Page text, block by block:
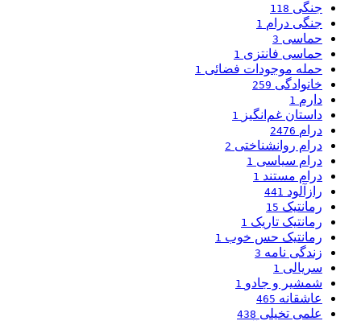
جنگی 118
جنگی درام 1
حماسی 3
حماسی فانتزی 1
حمله موجودات فضائی 1
خانوادگی 259
دارم 1
داستان غم‌انگیز 1
درام 2476
درام روانشناختی 2
درام سیاسی 1
درام مستند 1
رازآلود 441
رمانتیک 15
رمانتیک تاریک 1
رمانتیک حس خوب 1
زندگی نامه 3
سریالی 1
شمشیر و جادو 1
عاشقانه 465
علمی تخیلی 438